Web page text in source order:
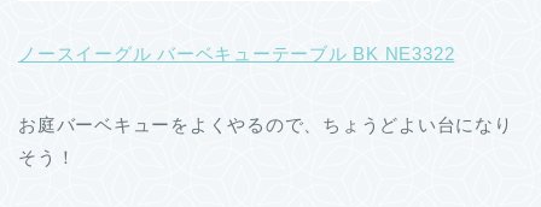
ノースイーグル バーベキューテーブル BK NE3322
お庭バーベキューをよくやるので、ちょうどよい台になり
そう！